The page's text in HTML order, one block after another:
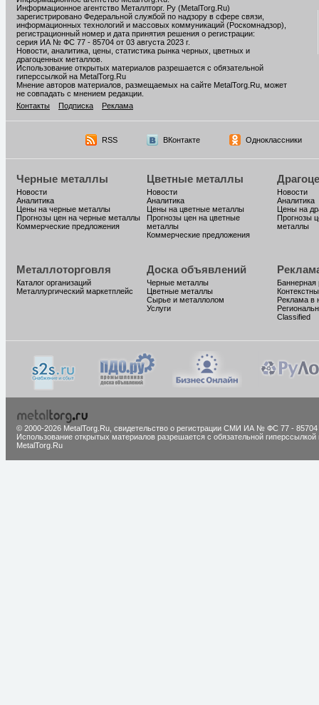
Информационное агентство Металлторг. Ру (MetalTorg.Ru)
зарегистрировано Федеральной службой по надзору в сфере связи,
информационных технологий и массовых коммуникаций (Роскомнадзор),
регистрационный номер и дата принятия решения о регистрации:
серия ИА № ФС 77 - 85704 от 03 августа 2023 г.
Новости, аналитика, цены, статистика рынка черных, цветных и
драгоценных металлов.
Использование открытых материалов разрешается с обязательной
гиперссылкой на MetalTorg.Ru
Мнение авторов материалов, размещаемых на сайте MetalTorg.Ru, может
не совпадать с мнением редакции.
Контакты
Подписка Реклама
RSS ВКонтакте Одноклассники
Черные металлы
Новости
Аналитика
Цены на черные металлы
Прогнозы цен на черные металлы
Коммерческие предложения
Цветные металлы
Новости
Аналитика
Цены на цветные металлы
Прогнозы цен на цветные
металлы
Коммерческие предложения
Новости
Аналитика
Цены на
Прогнозы
металлы
Металлоторговля
Каталог организаций
Металлургический маркетплейс
Доска объявлений
Черные металлы
Цветные металлы
Сырье и металлолом
Услуги
Баннерная
Реклама в
Classified
© 2000-2026 MetalTorg.Ru, cвидетельство о регистрации СМИ ИА № ФС 77 - 85704
Использование открытых материалов разрешается с обязательной гиперссылкой
MetalTorg.Ru